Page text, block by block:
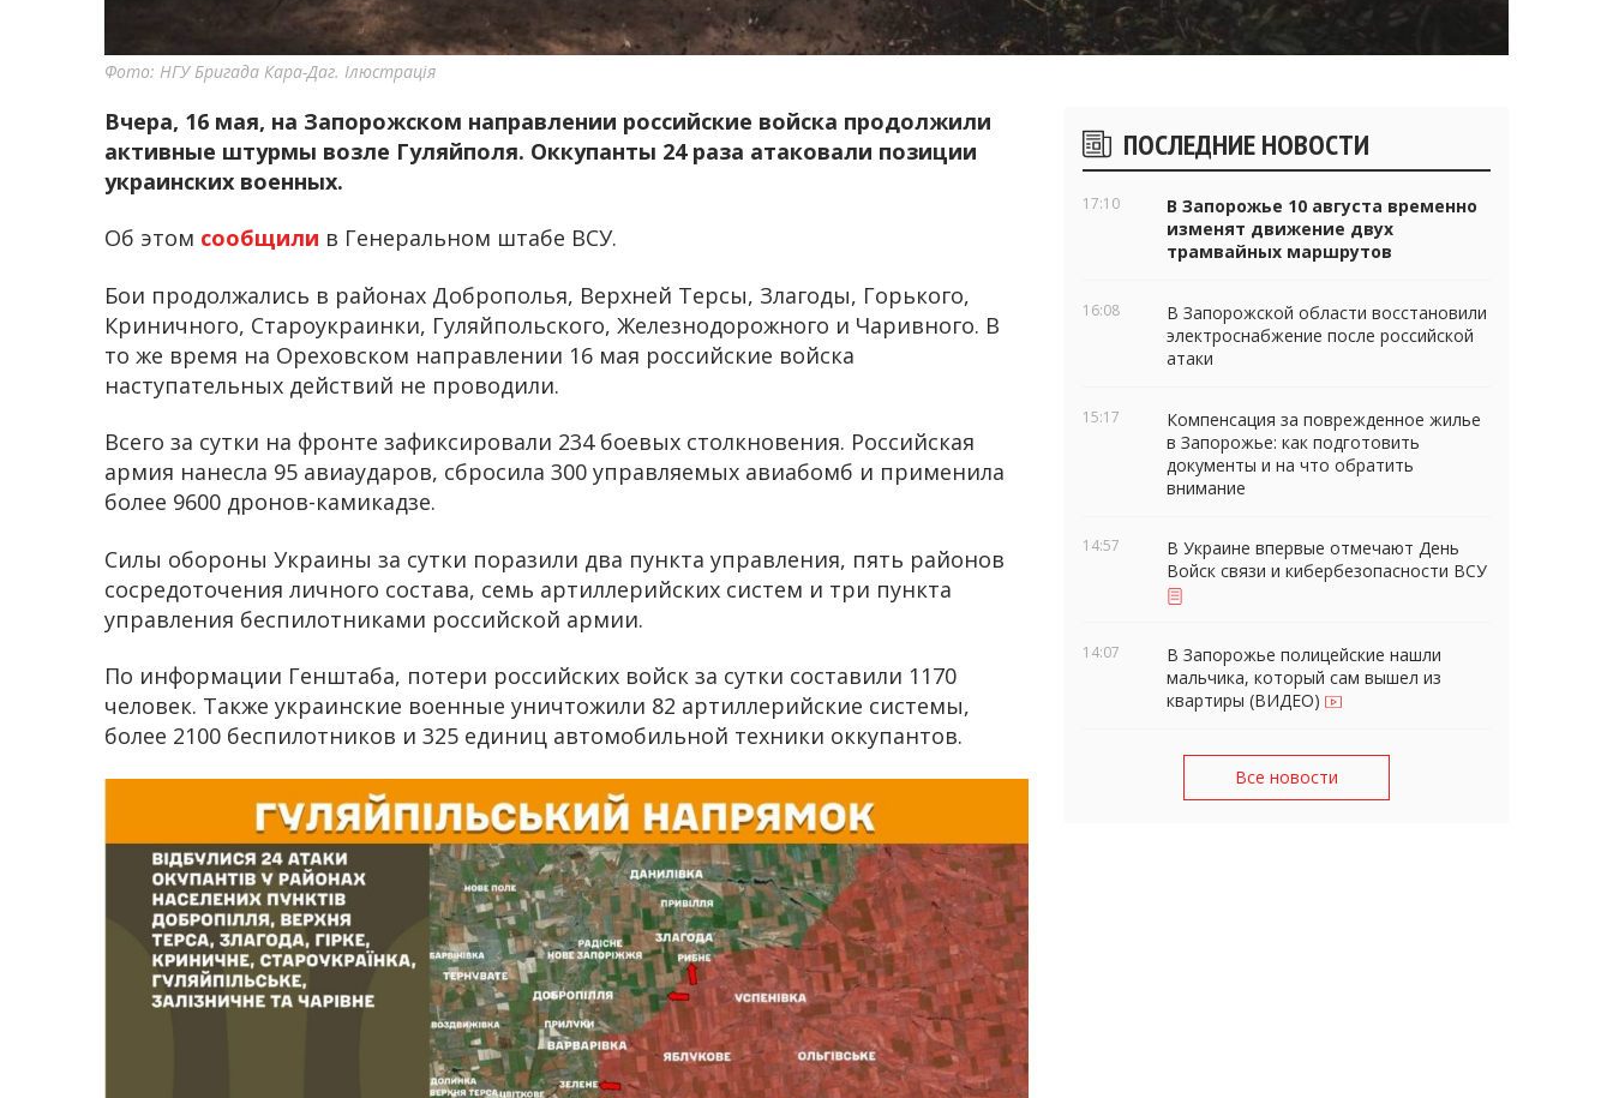
Фото: НГУ Бригада Кара-Даг. Ілюстрація
Вчера, 16 мая, на Запорожском направлении российские войска продолжили
активные штурмы возле Гуляйполя. Оккупанты 24 раза атаковали позиции
украинских военных.
Об этом сообщили в Генеральном штабе ВСУ.
Бои продолжались в районах Доброполья, Верхней Терсы, Злагоды, Горького,
Криничного, Староукраинки, Гуляйпольского, Железнодорожного и Чаривного. В
то же время на Ореховском направлении 16 мая российские войска
наступательных действий не проводили.
Всего за сутки на фронте зафиксировали 234 боевых столкновения. Российская
армия нанесла 95 авиаударов, сбросила 300 управляемых авиабомб и применила
более 9600 дронов-камикадзе.
Силы обороны Украины за сутки поразили два пункта управления, пять районов
сосредоточения личного состава, семь артиллерийских систем и три пункта
управления беспилотниками российской армии.
По информации Генштаба, потери российских войск за сутки составили 1170
человек. Также украинские военные уничтожили 82 артиллерийские системы,
более 2100 беспилотников и 325 единиц автомобильной техники оккупантов.
Боковые
виджеты
ПОСЛЕДНИЕ НОВОСТИ
17:10
В Запорожье 10 августа временно
изменят движение двух
трамвайных маршрутов
16:08
В Запорожской области восстановили
электроснабжение после российской
атаки
15:17
Компенсация за поврежденное жилье
в Запорожье: как подготовить
документы и на что обратить
внимание
14:57
В Украине впервые отмечают День
Войск связи и кибербезопасности ВСУ
14:07
В Запорожье полицейские нашли
мальчика, который сам вышел из
квартиры (ВИДЕО)
Все новости